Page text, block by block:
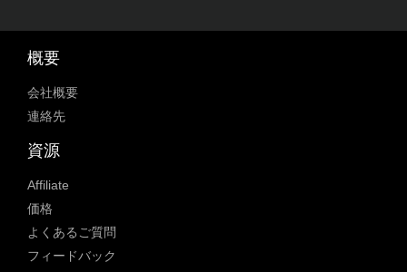
概要
会社概要
連絡先
資源
Affiliate
価格
よくあるご質問
フィードバック